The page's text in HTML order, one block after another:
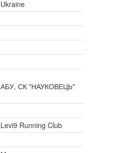
Ukraine
АБУ, СК "НАУКОВЕЦЬ"
Levi9 Running Club